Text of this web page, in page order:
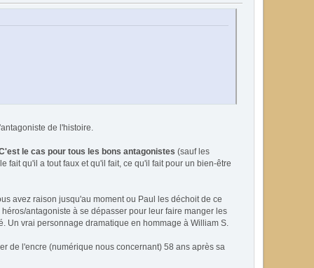
de l'histoire.
le cas pour tous les bons antagonistes (sauf les
fait qu'il a tout faux et qu'il fait, ce qu'il fait pour un bien-être
avez raison jusqu'au moment ou Paul les déchoit de ce
antagoniste à se dépasser pour leur faire manger les
Un vrai personnage dramatique en hommage à William S.
de l'encre (numérique nous concernant) 58 ans après sa